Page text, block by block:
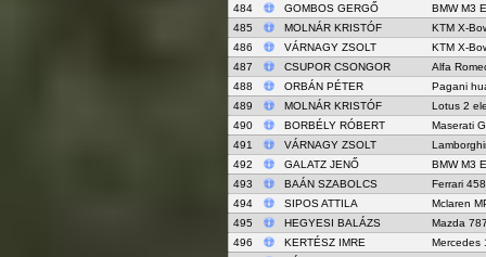
484
GOMBOS GERGŐ
BMW M3
485
MOLNÁR KRISTÓF
KTM X-
486
VÁRNAGY ZSOLT
KTM X-
487
CSUPOR CSONGOR
Alfa
488
ORBÁN PÉTER
Pagani
489
MOLNÁR KRISTÓF
Lotus 2
490
BORBÉLY RÓBERT
Maserati
491
VÁRNAGY ZSOLT
492
GALATZ JENŐ
BMW M3
493
BAÁN SZABOLCS
Ferrari 458
494
SIPOS ATTILA
Mclaren
495
HEGYESI BALÁZS
Mazda
496
KERTÉSZ IMRE
Mercedes